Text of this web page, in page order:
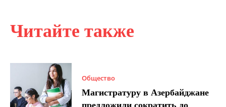
Читайте также
Общество
Магистратуру в Азербайджане